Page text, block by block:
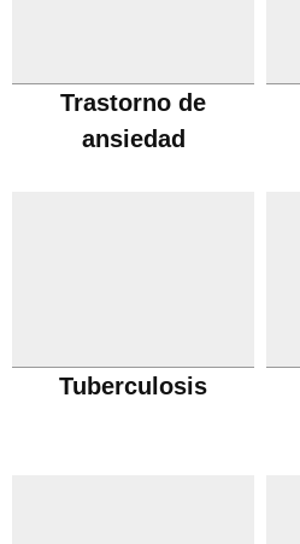
Trastorno de
ansiedad
Tuberculosis